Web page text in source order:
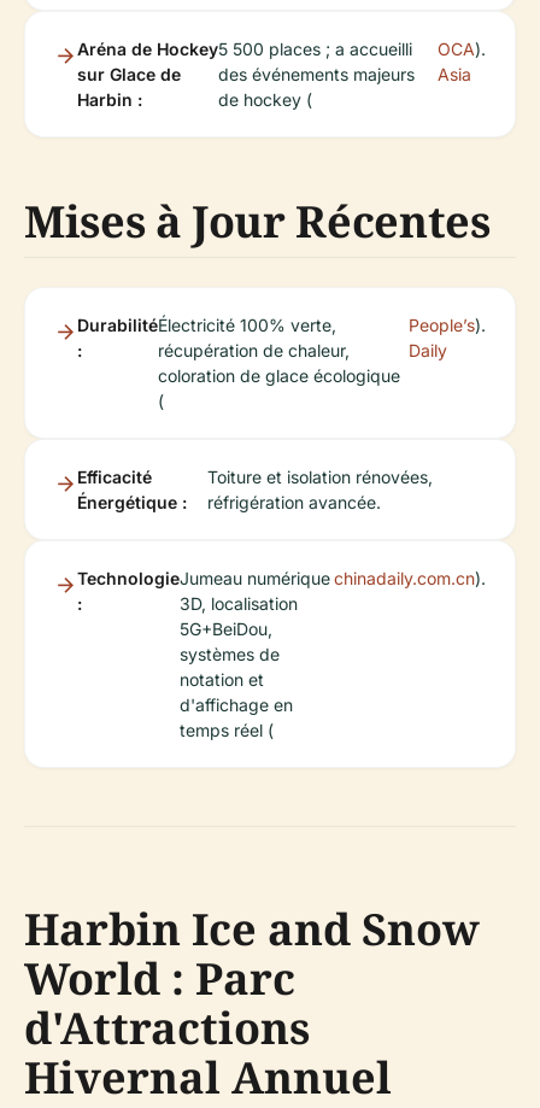
Aréna de Hockey
sur Glace de
Harbin :
5 500 places ; a accueilli
des événements majeurs
de hockey (
OCA
Asia
).
Mises à Jour Récentes
Durabilité
:
Électricité 100% verte,
récupération de chaleur,
coloration de glace écologique
(
People’s
Daily
).
Efficacité
Énergétique :
Toiture et isolation rénovées,
réfrigération avancée.
Technologie
:
Jumeau numérique
3D, localisation
5G+BeiDou,
systèmes de
notation et
d'affichage en
temps réel (
chinadaily.com.cn).
Harbin Ice and Snow
World : Parc
d'Attractions
Hivernal Annuel